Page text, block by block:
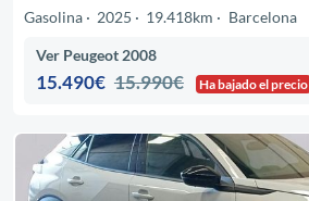
Gasolina
2025 19.418km Barcelona
Ver Peugeot 2008
15.490€ 15.990€ Ha bajado el precio